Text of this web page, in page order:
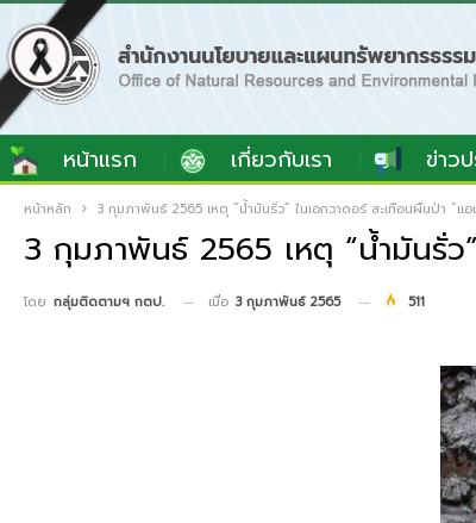
หน้าแรก เกี่ยวกับเรา ข่าว
หน้าหลัก 3 กุมภาพันธ์ 2565 เหตุ “น้ำมันรั่ว” ในเอกวาดอร์ สะเทือนผืนป่า “แอ
3 กุมภาพันธ์ 2565 เหตุ “น้ำมันรั่ว
โดย กลุ่มติดตามฯ กตป. เมื่อ 3 กุมภาพันธ์ 2565 511